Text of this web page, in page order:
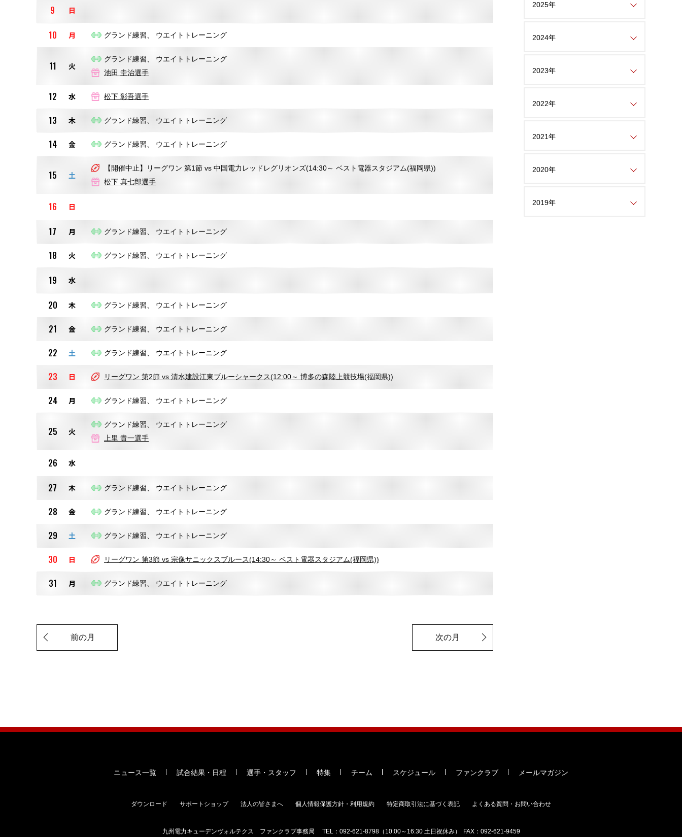
9 日
10 月 グランド練習、 ウエイトトレーニング
11 火
グランド練習、 ウエイトトレーニング
池田 圭治選手
12 水 松下 彰吾選手
13 木 グランド練習、 ウエイトトレーニング
14 金 グランド練習、 ウエイトトレーニング
15 土
【開催中止】リーグワン 第1節 vs 中国電力レッドレグリオンズ(14:30～ ベスト電器スタジアム(福岡県))
松下 真七郎選手
16 日
17 月 グランド練習、 ウエイトトレーニング
18 火 グランド練習、 ウエイトトレーニング
19 水
20 木 グランド練習、 ウエイトトレーニング
21 金 グランド練習、 ウエイトトレーニング
22 土 グランド練習、 ウエイトトレーニング
23 日 リーグワン 第2節 vs 清水建設江東ブルーシャークス(12:00～ 博多の森陸上競技場(福岡県))
24 月 グランド練習、 ウエイトトレーニング
25 火
グランド練習、 ウエイトトレーニング
上里 貴一選手
26 水
27 木 グランド練習、 ウエイトトレーニング
28 金 グランド練習、 ウエイトトレーニング
29 土 グランド練習、 ウエイトトレーニング
30 日 リーグワン 第3節 vs 宗像サニックスブルース(14:30～ ベスト電器スタジアム(福岡県))
31 月 グランド練習、 ウエイトトレーニング
前の月 次の月
2025年
2024年
2023年
2022年
2021年
2020年
2019年
ニュース一覧 試合結果・日程 選手・スタッフ 特集 チーム スケジュール ファンクラブ メールマガジン
ダウンロード サポートショップ 法人の皆さまへ 個人情報保護方針・利用規約 特定商取引法に基づく表記 よくある質問・お問い合わせ
九州電力キューデンヴォルテクス ファンクラブ事務局 TEL： 092-621-8798（10:00～16:30 土日祝休み） FAX：092-621-9459